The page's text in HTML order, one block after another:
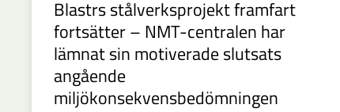
Blastrs stålverksprojekt framfart
fortsätter – NMT-centralen har
lämnat sin motiverade slutsats
angående
miljökonsekvensbedömningen